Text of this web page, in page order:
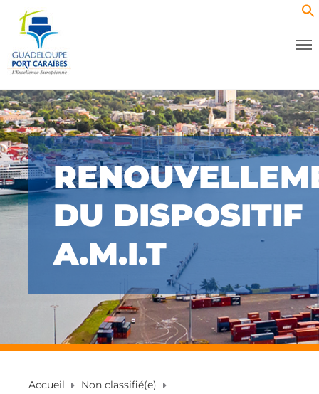
DU DISPOSITIF
A.M.I.T
Accueil
Non classifié(e)